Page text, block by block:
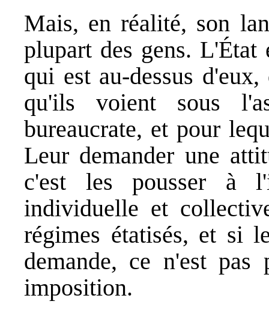
Mais, en réalité, son
plupart des gens. L'État
qui est au-dessus
qu'ils voient sous
bureaucrate, et pour
Leur demander une
c'est les pousser à
individuelle et
régimes étatisés, et si
demande, ce n'est
imposition.